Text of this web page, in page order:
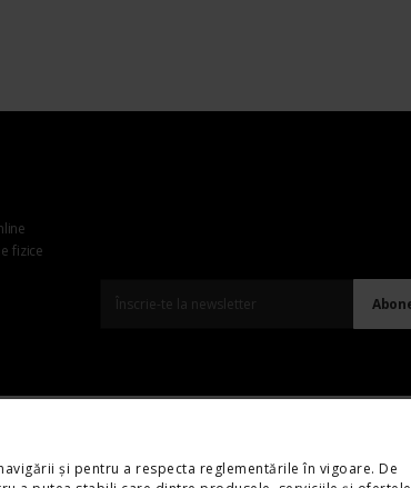
și pentru a respecta reglementările în vigoare. De
fizice
Politica de Cookie